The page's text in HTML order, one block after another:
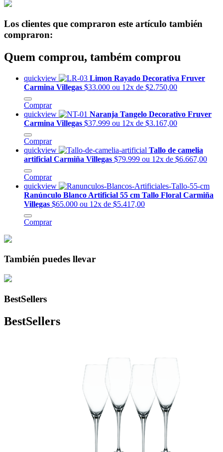
Los clientes que compraron este artículo también
compraron:
Quem comprou, também comprou
quickview
Limon Rayado Decorativa Fruver
Carmina Villegas $33.000 ou 12x de $2.750,00
Comprar
quickview
Naranja Tangelo Decorativo Fruver
Carmina Villegas $37.999 ou 12x de $3.167,00
Comprar
quickview
Tallo de camelia
artificial Carmiña Villegas $79.999 ou 12x de $6.667,00
Comprar
quickview
Ranúnculo Blanco Artificial 55 cm Tallo Floral Carmiña
Villegas $65.000 ou 12x de $5.417,00
Comprar
También puedes llevar
BestSellers
BestSellers